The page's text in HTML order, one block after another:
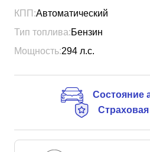
КПП:Автоматический
Тип топлива:Бензин
Мощность:294 л.с.
Состояние